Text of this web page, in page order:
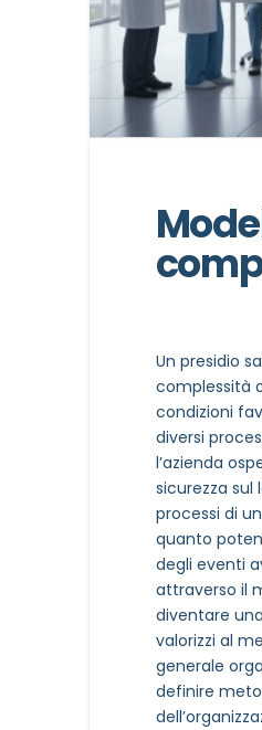
Un presidio
complessità
condizioni
diversi
l’azienda
sicurezza
processi di
quanto
degli eventi
attraverso il
diventare
valorizzi al
generale
definire